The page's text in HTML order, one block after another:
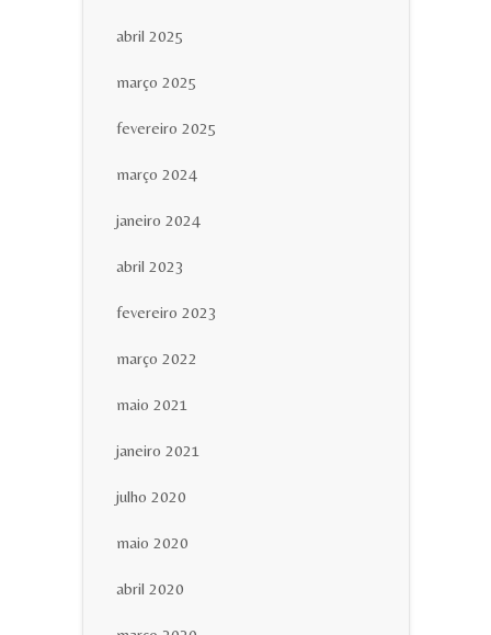
abril 2025
março 2025
fevereiro 2025
março 2024
janeiro 2024
abril 2023
fevereiro 2023
março 2022
maio 2021
janeiro 2021
julho 2020
maio 2020
abril 2020